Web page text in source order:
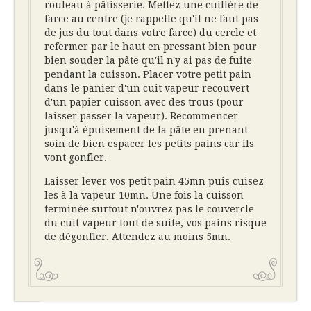
rouleau à pâtisserie. Mettez une cuillère de
farce au centre (je rappelle qu'il ne faut pas
de jus du tout dans votre farce) du cercle et
refermer par le haut en pressant bien pour
bien souder la pâte qu'il n'y ai pas de fuite
pendant la cuisson. Placer votre petit pain
dans le panier d'un cuit vapeur recouvert
d'un papier cuisson avec des trous (pour
laisser passer la vapeur). Recommencer
jusqu'à épuisement de la pâte en prenant
soin de bien espacer les petits pains car ils
vont gonfler.
Laisser lever vos petit pain 45mn puis cuisez
les à la vapeur 10mn. Une fois la cuisson
terminée surtout n'ouvrez pas le couvercle
du cuit vapeur tout de suite, vos pains risque
de dégonfler. Attendez au moins 5mn.